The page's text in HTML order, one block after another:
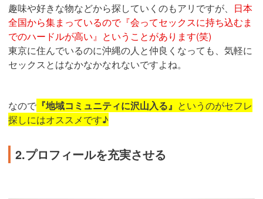
趣味や好きな物などから探していくのもアリですが、 日本
全国から集まっているので『会ってセックスに持ち込むま
でのハードルが高い』ということがあります(笑)
東京に住んでいるのに沖縄の人と仲良くなっても、気軽に
セックスとはなかなかなれないですよね。
なので 『地域コミュニティに沢山入る』 というのがセフレ
探しにはオススメです♪
2.プロフィールを充実させる